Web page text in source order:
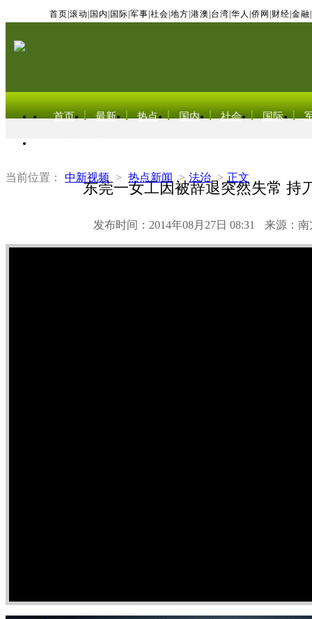
首页 滚动 国内 国际 军事 社会 地方 港澳 台湾 华人 侨网 财经 金融
首页 最新 热点 国内 社会 国际
当前位置： 中新视频 > 热点新闻 > 法治 > 正文
东莞一女工因被辞退突然失常 持
发布时间：2014年08月27日 08:31 来源：南